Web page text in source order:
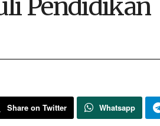
Pendidikan
Share on Twitter Whatsapp